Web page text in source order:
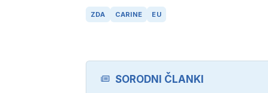
ZDA CARINE EU
SORODNI ČLANKI